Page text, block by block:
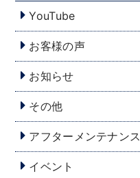
YouTube
お客様の声
お知らせ
その他
アフターメンテナンス
イベント